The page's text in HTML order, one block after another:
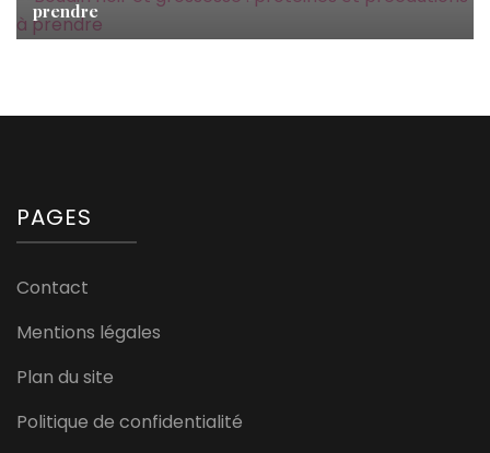
prendre
PAGES
Contact
Mentions légales
Plan du site
Politique de confidentialité